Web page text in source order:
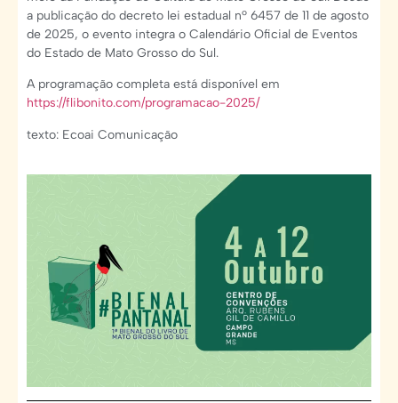
a publicação do decreto lei estadual nº 6457 de 11 de agosto
de 2025, o evento integra o Calendário Oficial de Eventos
do Estado de Mato Grosso do Sul.
A programação completa está disponível em
https://flibonito.com/programacao-2025/
texto: Ecoai Comunicação